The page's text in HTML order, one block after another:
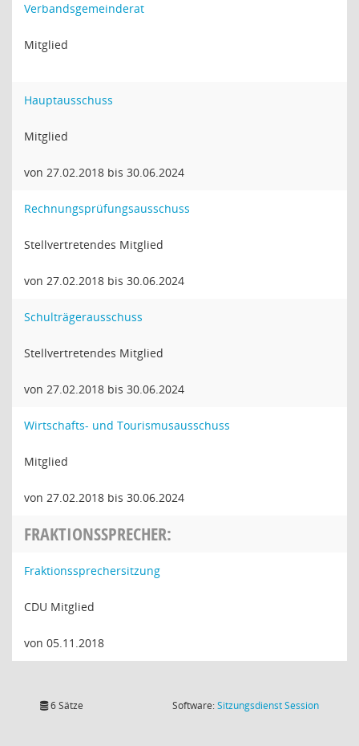
Verbandsgemeinderat
Mitglied
Hauptausschuss
Mitglied
von 27.02.2018 bis 30.06.2024
Rechnungsprüfungsausschuss
Stellvertretendes Mitglied
von 27.02.2018 bis 30.06.2024
Schulträgerausschuss
Stellvertretendes Mitglied
von 27.02.2018 bis 30.06.2024
Wirtschafts- und Tourismusausschuss
Mitglied
von 27.02.2018 bis 30.06.2024
FRAKTIONSSPRECHER:
Fraktionssprechersitzung
CDU Mitglied
von 05.11.2018
6 Sätze Software:SitzungsdienstSession(Wird in